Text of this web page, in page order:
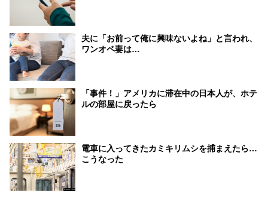
夫に「お前って俺に興味ないよね」と言われ、
ワンオペ妻は…
「事件！」アメリカに滞在中の日本人が、ホテ
ルの部屋に戻ったら
電車に入ってきたカミキリムシを捕まえたら…
こうなった